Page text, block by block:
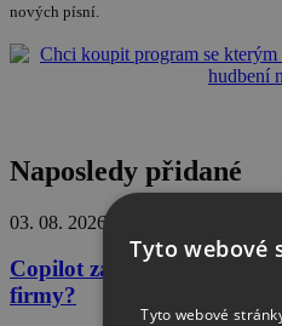
nových písní.
Naposledy přidané
03. 08. 2026
Copilot za lidové ceny, jak
firmy?
Tyto webové
Tyto webové